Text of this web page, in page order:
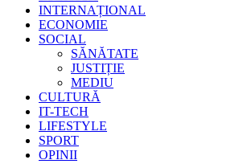
INTERNAȚIONAL
ECONOMIE
SOCIAL
SĂNĂTATE
JUSTIȚIE
MEDIU
CULTURĂ
IT-TECH
LIFESTYLE
SPORT
OPINII